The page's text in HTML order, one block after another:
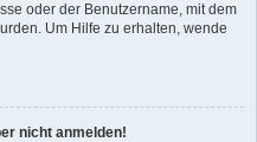
oder der Benutzername, mit dem
Um Hilfe zu erhalten, wende
nicht anmelden!